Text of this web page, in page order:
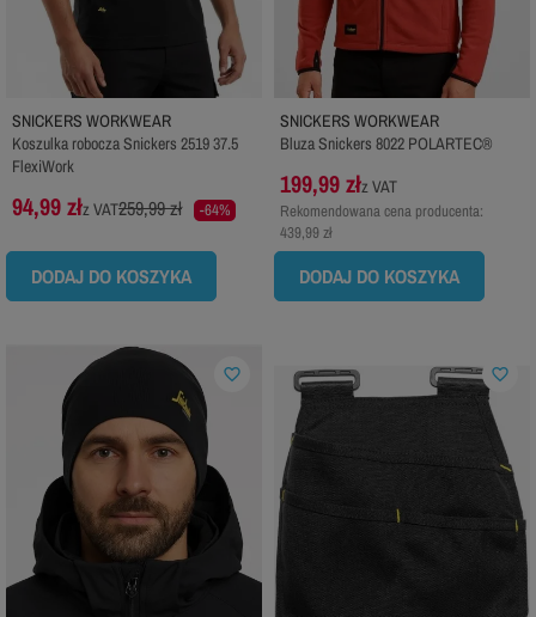
SNICKERS WORKWEAR
Koszulka robocza Snickers 2519 37.5
FlexiWork
94,99 złz VAT259,99 zł -64%
DODAJ DO KOSZYKA
SNICKERS WORKWEAR
Bluza Snickers 8022 POLARTEC®
199,99 złz VAT
Rekomendowana cena producenta:
439,99 zł
DODAJ DO KOSZYKA
favorite_border favorite_border